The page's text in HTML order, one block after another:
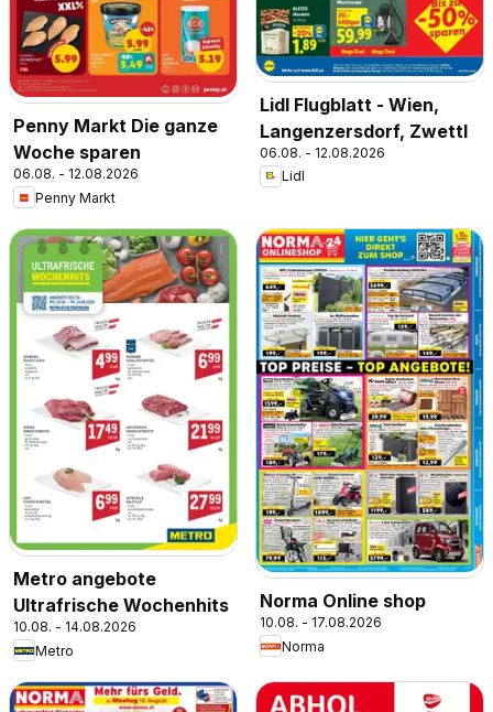
Penny Markt Die ganze
Woche sparen
06.08. - 12.08.2026
Penny Markt
Lidl Flugblatt - Wien,
Langenzersdorf, Zwettl
06.08. - 12.08.2026
Lidl
Metro angebote
Ultrafrische Wochenhits
10.08. - 14.08.2026
Metro
Norma Online shop
10.08. - 17.08.2026
Norma